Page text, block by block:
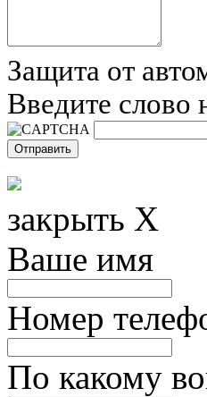
Защита от
Введите слово
закрыть X
Ваше имя
Номер
По какому